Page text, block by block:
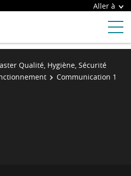
Aller à
Qualité, Hygiène, Sécurité
Communication 1